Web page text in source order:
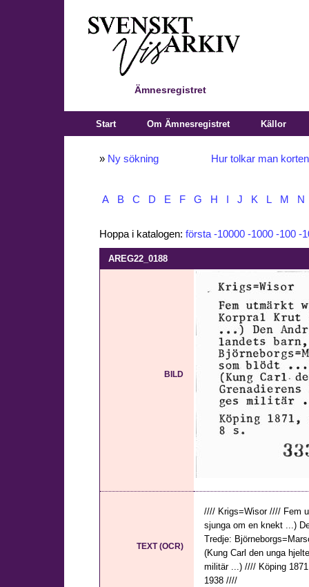
Ämnesregistret
Start Om Ämnesregistret Källor
» Ny sökning Hur tolkar man
A B C D E F G H J K L M N
Hoppa i katalogen: första -10000 -1000 -100 -
AREG22_0188
BILD
TEXT (OCR)
//// Krigs=Wisor //// Fem
sjunga om en knekt ...)
Tredje:
(Kung Carl den unga
militär ...) //// Köping
1938 ////